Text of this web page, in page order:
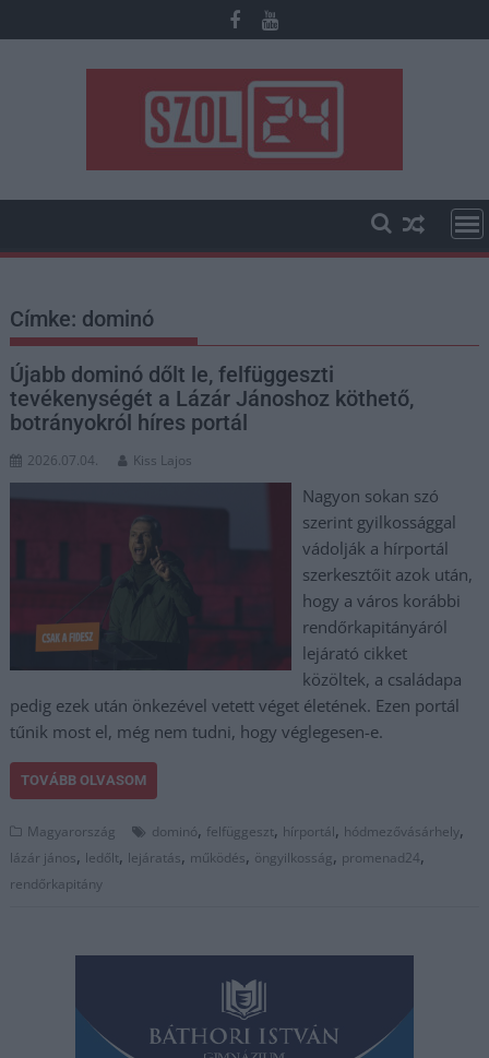
to
Címke: dominó
Újabb dominó dőlt le, felfüggeszti
tevékenységét a Lázár Jánoshoz köthető,
botrányokról híres portál
2026.07.04. Kiss Lajos
Nagyon sokan szó
szerint gyilkossággal
vádolják a hírportál
szerkesztőit azok után,
hogy a város korábbi
rendőrkapitányáról
lejárató cikket
közöltek, a családapa
pedig ezek után önkezével vetett véget életének. Ezen portál
tűnik most el, még nem tudni, hogy véglegesen-e.
TOVÁBB OLVASOM
Magyarország dominó, felfüggeszt, hírportál, hódmezővásárhely,
lázár jános, ledőlt, lejáratás, működés, öngyilkosság, promenad24,
rendőrkapitány